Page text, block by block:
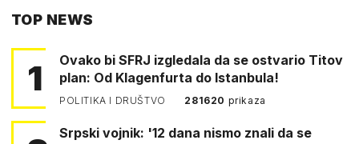
TOP NEWS
1
Ovako bi SFRJ izgledala da se ostvario Titov
plan: Od Klagenfurta do Istanbula!
POLITIKA I DRUŠTVO 281620 prikaza
Srpski vojnik: '12 dana nismo znali da se